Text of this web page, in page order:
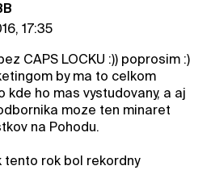
17:35
CAPS LOCKU :)) poprosim :)
by ma to celkom
kde ho mas vystudovany, a aj
moze ten minaret
na Pohodu.
tento rok bol rekordny